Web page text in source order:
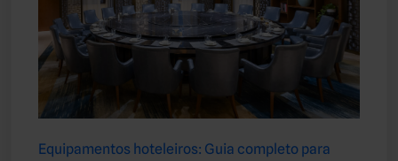
Equipamentos hoteleiros: Guia completo para